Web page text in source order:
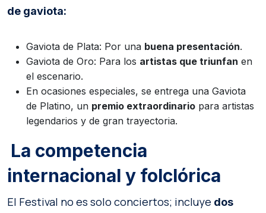
de gaviota:
Gaviota de Plata: Por una buena presentación.
Gaviota de Oro: Para los artistas que triunfan en
el escenario.
En ocasiones especiales, se entrega una Gaviota
de Platino, un premio extraordinario para artistas
legendarios y de gran trayectoria.
La competencia
internacional y folclórica
El Festival no es solo conciertos; incluye dos